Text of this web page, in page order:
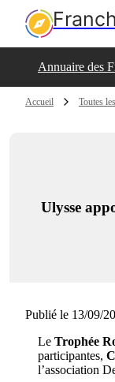
Annuaire des
Accueil Toutes
Ulysse
Publié le 13/09/
Le Trophée
participantes,
l’association